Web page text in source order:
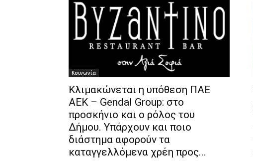
Κοινωνία
Κλιμακώνεται η υπόθεση ΠΑΕ
ΑΕΚ – Gendal Group: στο
προσκήνιο και ο ρόλος του
Δήμου. Υπάρχουν και ποιο
διάστημα αφορούν τα
καταγγελλόμενα χρέη προς...